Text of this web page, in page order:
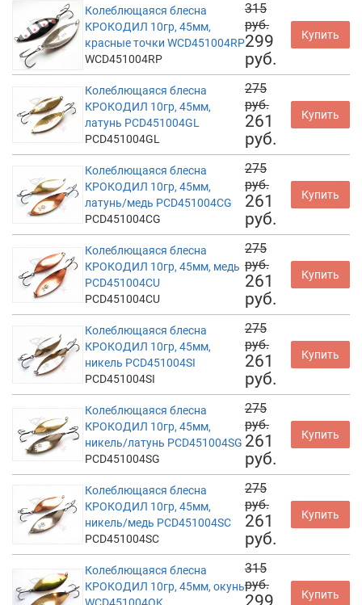
Колеблющаяся блесна
КРОКОДИЛ 10гр, 45мм,
красные точки WCD451004RP
WCD451004RP
315
руб.
299
руб.
Купить
Колеблющаяся блесна
КРОКОДИЛ 10гр, 45мм,
латунь PCD451004GL
PCD451004GL
275
руб.
261
руб.
Купить
Колеблющаяся блесна
КРОКОДИЛ 10гр, 45мм,
латунь/медь PCD451004CG
PCD451004CG
275
руб.
261
руб.
Купить
Колеблющаяся блесна
КРОКОДИЛ 10гр, 45мм, медь
PCD451004CU
PCD451004CU
275
руб.
261
руб.
Купить
Колеблющаяся блесна
КРОКОДИЛ 10гр, 45мм,
никель PCD451004SI
PCD451004SI
275
руб.
261
руб.
Купить
Колеблющаяся блесна
КРОКОДИЛ 10гр, 45мм,
никель/латунь PCD451004SG
PCD451004SG
275
руб.
261
руб.
Купить
Колеблющаяся блесна
КРОКОДИЛ 10гр, 45мм,
никель/медь PCD451004SC
PCD451004SC
275
руб.
261
руб.
Купить
Колеблющаяся блесна
КРОКОДИЛ 10гр, 45мм, окунь
315
руб.
Купить